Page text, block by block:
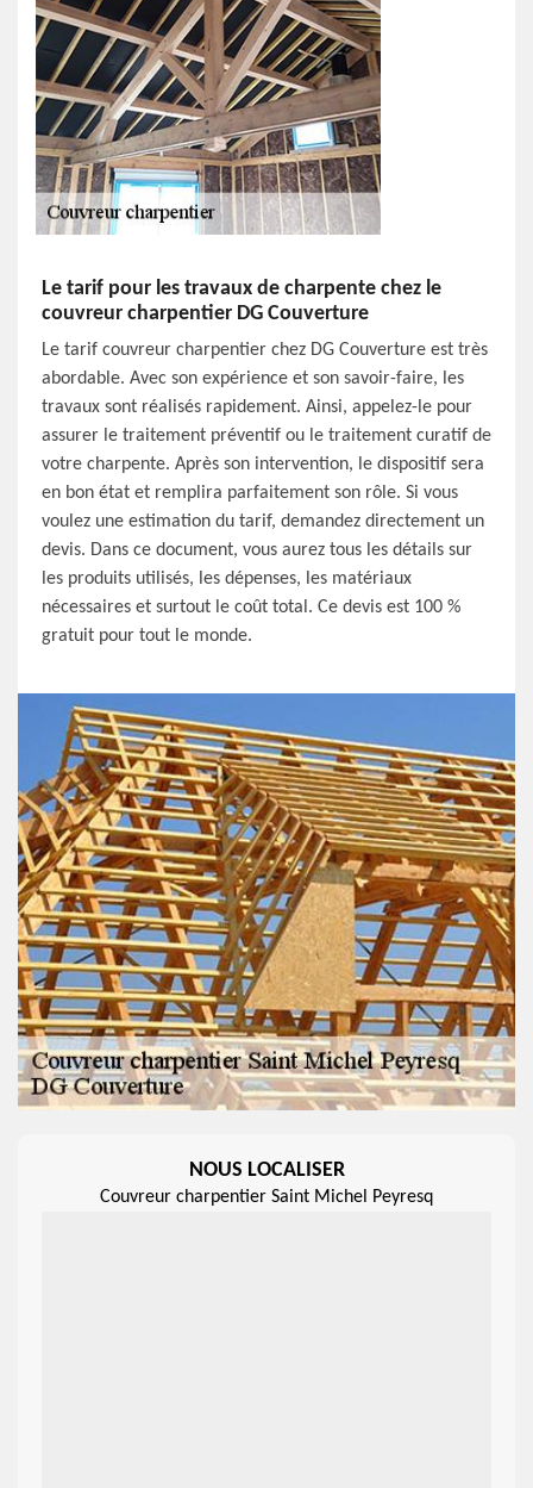
Le tarif pour les travaux de charpente chez le
couvreur charpentier DG Couverture
Le tarif couvreur charpentier chez DG Couverture est très
abordable. Avec son expérience et son savoir-faire, les
travaux sont réalisés rapidement. Ainsi, appelez-le pour
assurer le traitement préventif ou le traitement curatif de
votre charpente. Après son intervention, le dispositif sera
en bon état et remplira parfaitement son rôle. Si vous
voulez une estimation du tarif, demandez directement un
devis. Dans ce document, vous aurez tous les détails sur
les produits utilisés, les dépenses, les matériaux
nécessaires et surtout le coût total. Ce devis est 100 %
gratuit pour tout le monde.
NOUS LOCALISER
Couvreur charpentier Saint Michel Peyresq